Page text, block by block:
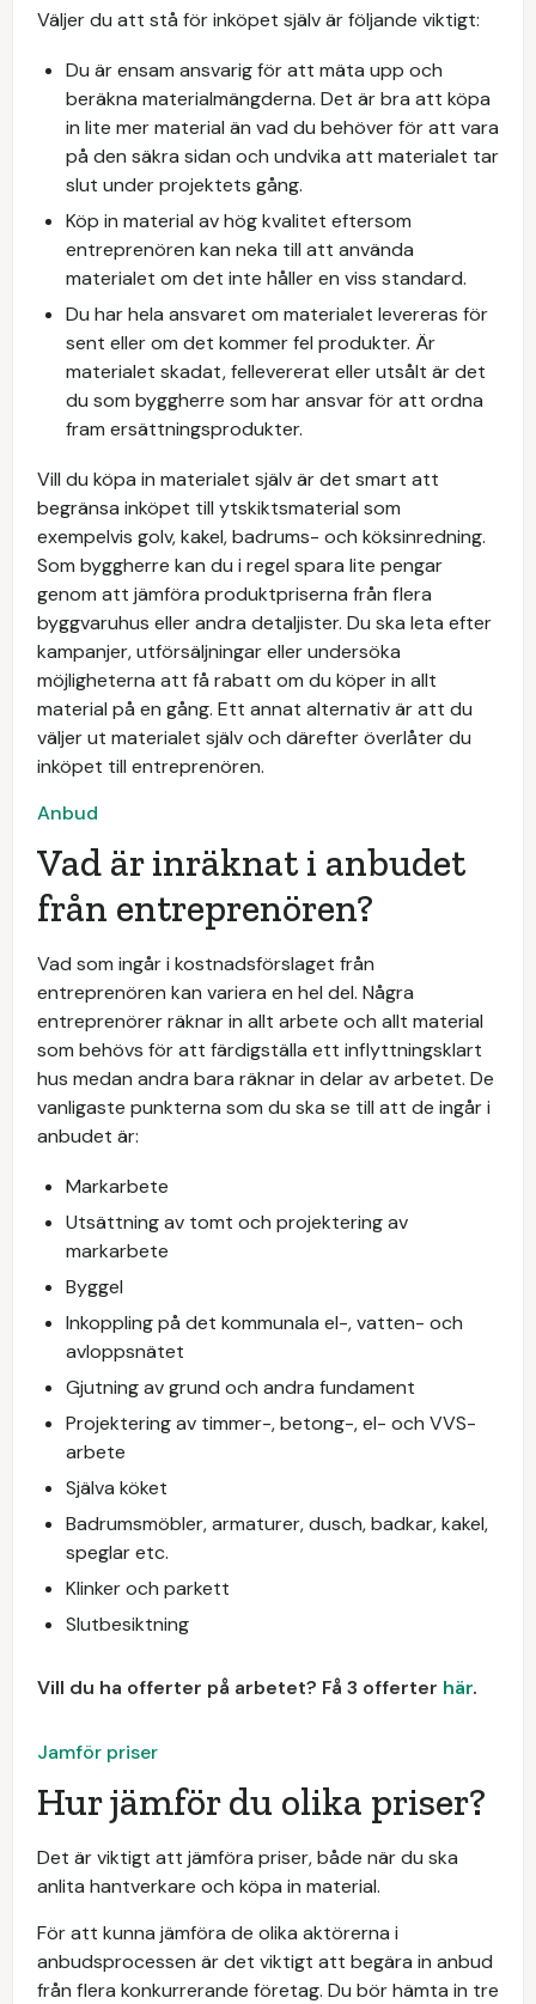
Väljer du att stå för inköpet själv är följande viktigt:
Du är ensam ansvarig för att mäta upp och
beräkna materialmängderna. Det är bra att köpa
in lite mer material än vad du behöver för att vara
på den säkra sidan och undvika att materialet tar
slut under projektets gång.
Köp in material av hög kvalitet eftersom
entreprenören kan neka till att använda
materialet om det inte håller en viss standard.
Du har hela ansvaret om materialet levereras för
sent eller om det kommer fel produkter. Är
materialet skadat, fellevererat eller utsålt är det
du som byggherre som har ansvar för att ordna
fram ersättningsprodukter.
Vill du köpa in materialet själv är det smart att
begränsa inköpet till ytskiktsmaterial som
exempelvis golv, kakel, badrums- och köksinredning.
Som byggherre kan du i regel spara lite pengar
genom att jämföra produktpriserna från flera
byggvaruhus eller andra detaljister. Du ska leta efter
kampanjer, utförsäljningar eller undersöka
möjligheterna att få rabatt om du köper in allt
material på en gång. Ett annat alternativ är att du
väljer ut materialet själv och därefter överlåter du
inköpet till entreprenören.
Anbud
Vad är inräknat i anbudet
från entreprenören?
Vad som ingår i kostnadsförslaget från
entreprenören kan variera en hel del. Några
entreprenörer räknar in allt arbete och allt material
som behövs för att färdigställa ett inflyttningsklart
hus medan andra bara räknar in delar av arbetet. De
vanligaste punkterna som du ska se till att de ingår i
anbudet är:
Markarbete
Utsättning av tomt och projektering av
markarbete
Byggel
Inkoppling på det kommunala el-, vatten- och
avloppsnätet
Gjutning av grund och andra fundament
Projektering av timmer-, betong-, el- och VVS-
arbete
Själva köket
Badrumsmöbler, armaturer, dusch, badkar, kakel,
speglar etc.
Klinker och parkett
Slutbesiktning
Vill du ha offerter på arbetet? Få 3 offerter här.
Jamför priser
Hur jämför du olika priser?
Det är viktigt att jämföra priser, både när du ska
anlita hantverkare och köpa in material.
För att kunna jämföra de olika aktörerna i
anbudsprocessen är det viktigt att begära in anbud
från flera konkurrerande företag. Du bör hämta in tre